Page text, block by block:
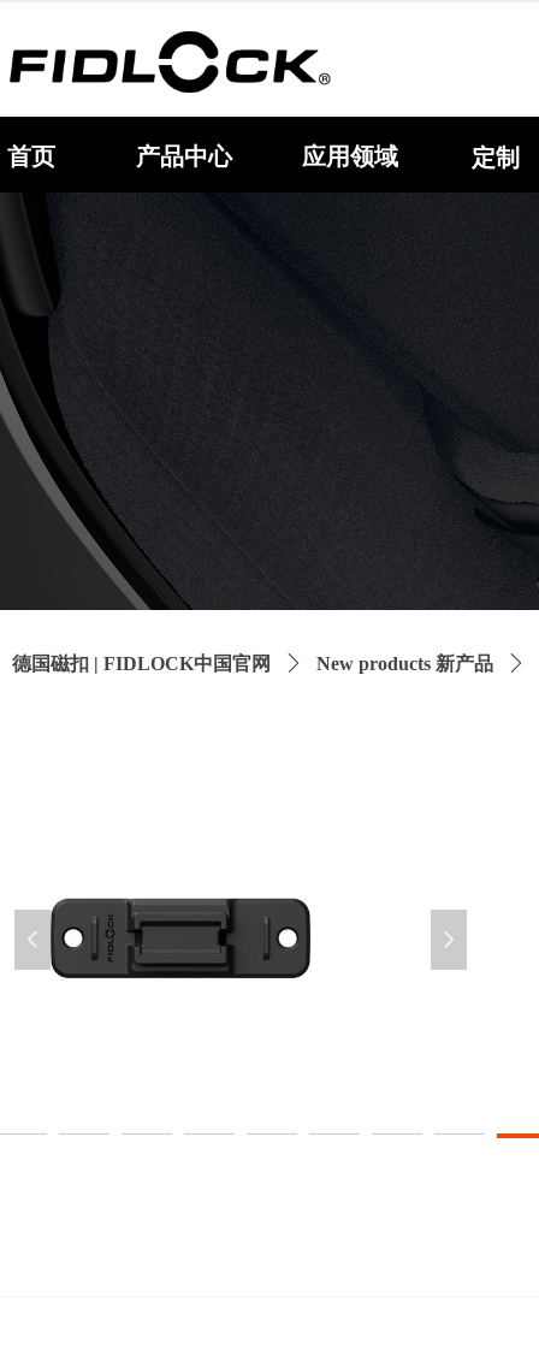
首页 产品中心 定制
应用领域
德国磁扣 | FIDLOCK中国官网 ꄲ New products 新产品 ꄲ
넳 넲